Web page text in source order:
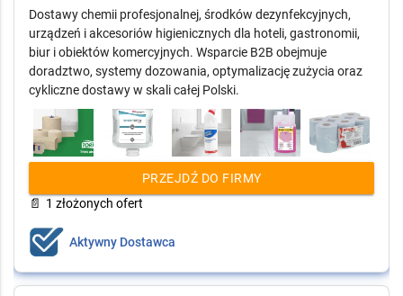
Dostawy chemii profesjonalnej, środków dezynfekcyjnych,
urządzeń i akcesoriów higienicznych dla hoteli, gastronomii,
biur i obiektów komercyjnych. Wsparcie B2B obejmuje
doradztwo, systemy dozowania, optymalizację zużycia oraz
cykliczne dostawy w skali całej Polski.
PRZEJDŹ DO FIRMY
📄 1 złożonych ofert
Aktywny Dostawca